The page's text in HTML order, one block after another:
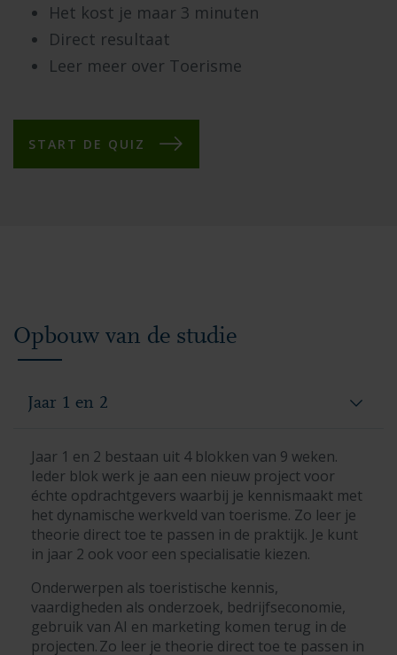
Het kost je maar 3 minuten
Direct resultaat
Leer meer over Toerisme
START DE QUIZ
Opbouw van de studie
Jaar 1 en 2
Jaar 1 en 2 bestaan uit 4 blokken van 9 weken.
Ieder blok werk je aan een nieuw project voor
échte opdrachtgevers waarbij je kennismaakt met
het dynamische werkveld van toerisme. Zo leer je
theorie direct toe te passen in de praktijk. Je kunt
in jaar 2 ook voor een specialisatie kiezen.
Onderwerpen als toeristische kennis,
vaardigheden als onderzoek, bedrijfseconomie,
gebruik van AI en marketing komen terug in de
projecten. Zo leer je theorie direct toe te passen in